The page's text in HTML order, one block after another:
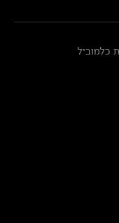
כלמוביל